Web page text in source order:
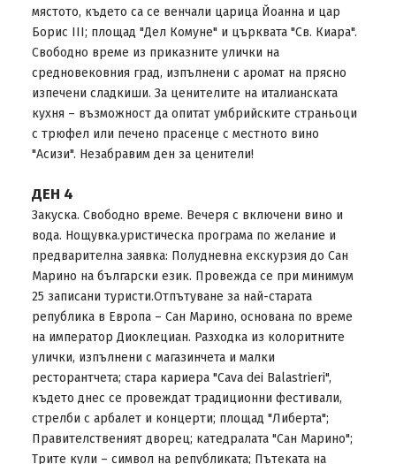
мястото, където са се венчали царица Йоанна и цар
Борис III; площад "Дел Комуне" и църквата "Св. Киара".
Свободно време из приказните улички на
средновековния град, изпълнени с аромат на прясно
изпечени сладкиши. За ценителите на италианската
кухня – възможност да опитат умбрийските страньоци
с трюфел или печено прасенце с местното вино
"Асизи". Незабравим ден за ценители!
ДЕН 4
Закуска. Свободно време. Вечеря с включени вино и
вода. Нощувка.уристическа програма по желание и
предварителна заявка: Полудневна екскурзия до Сан
Марино на български език. Провежда се при минимум
25 записани туристи.Отпътуване за най-старата
република в Европа – Сан Марино, основана по време
на император Диоклециан. Разходка из колоритните
улички, изпълнени с магазинчета и малки
ресторантчета; стара кариера "Cava dei Balastrieri",
където днес се провеждат традиционни фестивали,
стрелби с арбалет и концерти; площад "Либерта";
Правителственият дворец; катедралата "Сан Марино";
Трите кули – символ на републиката; Пътеката на